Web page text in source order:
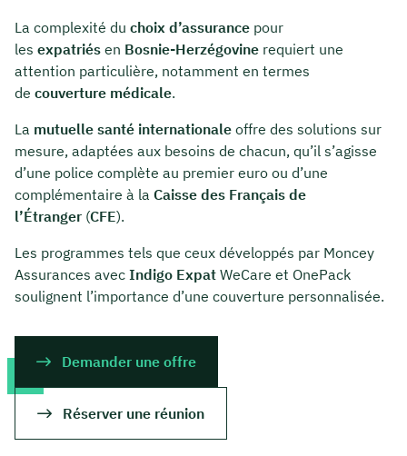
La complexité du choix d’assurance pour
les expatriés en Bosnie-Herzégovine requiert une
attention particulière, notamment en termes
de couverture médicale.
La mutuelle santé internationale offre des solutions sur
mesure, adaptées aux besoins de chacun, qu’il s’agisse
d’une police complète au premier euro ou d’une
complémentaire à la Caisse des Français de
l’Étranger (CFE).
Les programmes tels que ceux développés par Moncey
Assurances avec Indigo Expat WeCare et OnePack
soulignent l’importance d’une couverture personnalisée.
Demander une offre
Réserver une réunion